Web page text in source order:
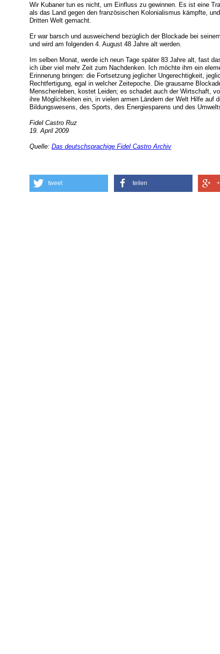
Wir Kubaner tun es nicht, um Einfluss zu gewinnen. Es ist eine
als das Land gegen den französischen Kolonialismus kämpfte,
Dritten Welt gemacht.
Er war barsch und ausweichend bezüglich der Blockade bei
und wird am folgenden 4. August 48 Jahre alt werden.
Im selben Monat, werde ich neun Tage später 83 Jahre alt, fast
ich über viel mehr Zeit zum Nachdenken. Ich möchte ihm ein
Erinnerung bringen: die Fortsetzung jeglicher Ungerechtigkeit,
Rechtfertigung, egal in welcher Zeitepoche. Die grausame
Menschenleben, kostet Leiden; es schadet auch der Wirtschaft,
ihre Möglichkeiten ein, in vielen armen Ländern der Welt Hilfe auf
Bildungswesens, des Sports, des Energiesparens und des
Fidel Castro Ruz
19. April 2009
Quelle: Das deutschsprachige Fidel Castro Archiv
tweet teilen